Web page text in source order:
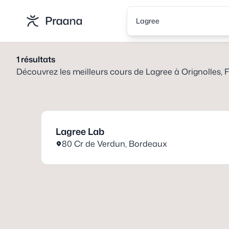
Lagree
1résultats
Découvrez les meilleurs cours de Lagree à Orignolles,
Lagree Lab
80 Cr de Verdun, Bordeaux